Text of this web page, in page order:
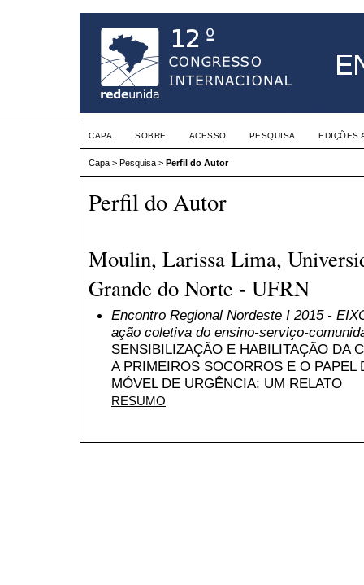
CAPA SOBRE ACESSO PESQUISA EDIÇÕES
Capa > Pesquisa > Perfil do Autor
Perfil do Autor
Moulin, Larissa Lima,
Grande do Norte - UFRN
Encontro Regional Nordeste I 2015-
ação coletiva do ensino-serviço-
SENSIBILIZAÇÃO E HABILITAÇÃO DA
A PRIMEIROS SOCORROS E O PAPEL
MÓVEL DE URGÊNCIA: UM RELATO
RESUMO